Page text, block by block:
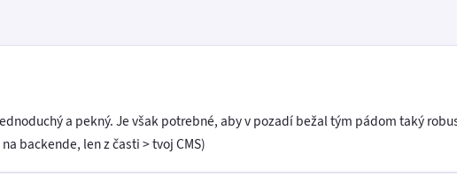
a pekný. Je však potrebné, aby v pozadí bežal tým pádom taký
backende, len z časti > tvoj CMS)